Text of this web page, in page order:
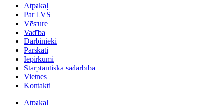
Atpakaļ
Par LVS
Vēsture
Vadība
Darbinieki
Pārskati
Iepirkumi
Starptautiskā sadarbība
Vietnes
Kontakti
Atpakaļ